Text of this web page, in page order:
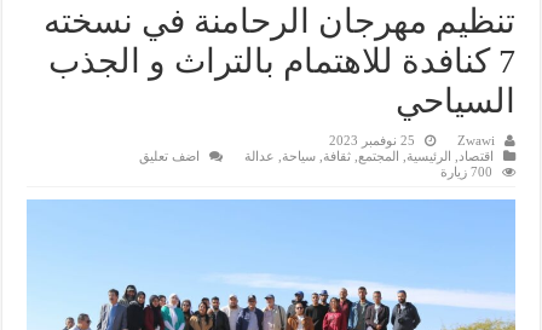
تنظيم مهرجان الرحامنة في نسخته
7 كنافدة للاهتمام بالتراث و الجذب
السياحي
Zwawi
25 نوفمبر 2023
اقتصاد
الرئيسية المجتمع ,ثقافة ,سياحة عدالة
اضف تعليق
700 زيارة